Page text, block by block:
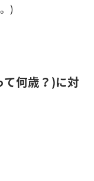
)
何歳？)に対